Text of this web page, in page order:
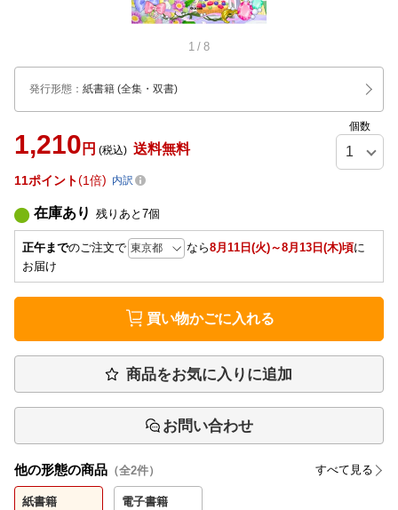
1 / 8
発行形態 ： 紙書籍 (全集・双書)
1,210 円 (税込) 送料無料
個数
11ポイント 1倍 内訳
在庫あり 残りあと 7個
正午までのご注文で なら8月11日(火)～8月13日(木)頃に
お届け
買い物かごに入れる
商品をお気に入りに追加
お問い合わせ
他の形態の商品 （全2件） すべて見る
紙書籍 電子書籍